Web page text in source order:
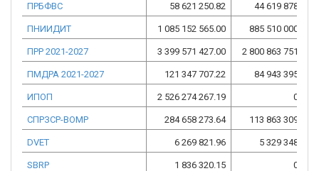
ПРБФВС 58 621 250.82 44 619 878.43
ПНИИДИТ 1 085 152 565.00 885 510 000.00
ПРР 2021-2027 3 399 571 427.00 2 800 863 751.00
ПМДРА 2021-2027 121 347 707.22 84 943 395.05
ИПОП 2 526 274 267.19 0.00
СПРЗСР-ВОМР 284 658 273.64 113 863 309.46
DVET 6 269 821.96 5 329 348.67
SBRP 1 836 320.15 0.00